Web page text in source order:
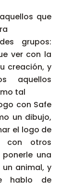
que
grupos:
ver con la
creación, y
aquellos
tal
con Safe
un dibujo,
el logo de
con otros
una
animal, y
hablo de